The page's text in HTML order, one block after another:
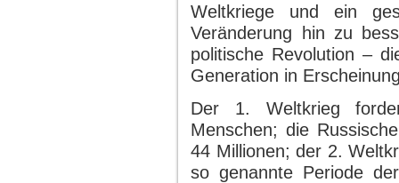
Weltkriege und ein
Veränderung hin zu
politische Revolution –
Generation in
Der 1. Weltkrieg
Menschen; die
44 Millionen; der 2.
so genannte Periode